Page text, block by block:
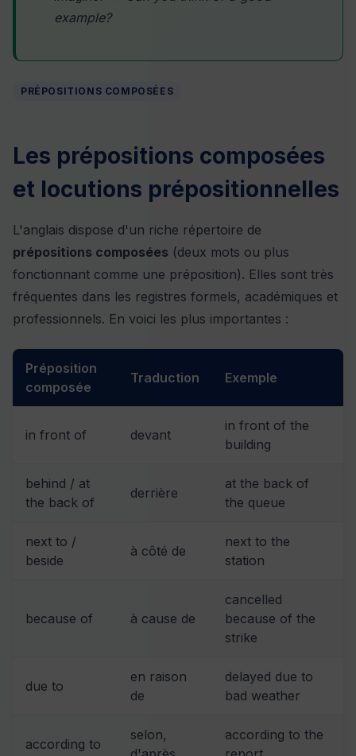
example?
PRÉPOSITIONS COMPOSÉES
Les prépositions composées
et locutions prépositionnelles
L'anglais dispose d'un riche répertoire de
prépositions composées (deux mots ou plus
fonctionnant comme une préposition). Elles sont très
fréquentes dans les registres formels, académiques et
professionnels. En voici les plus importantes :
Préposition
composée
Traduction Exemple
in front of devant
in front of the
building
behind / at
the back of
derrière
at the back of
the queue
next to /
beside
à côté de
next to the
station
because of à cause de
cancelled
because of the
strike
due to
en raison
de
delayed due to
bad weather
according to
selon,
according to the